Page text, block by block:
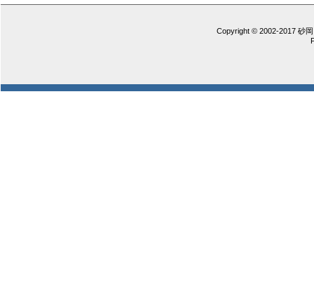
Copyright © 2002-2017 砂